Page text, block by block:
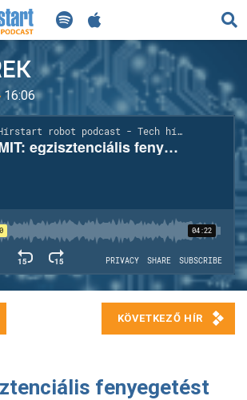
KERESÉS
PODCAST?
16:06
fenyegetést